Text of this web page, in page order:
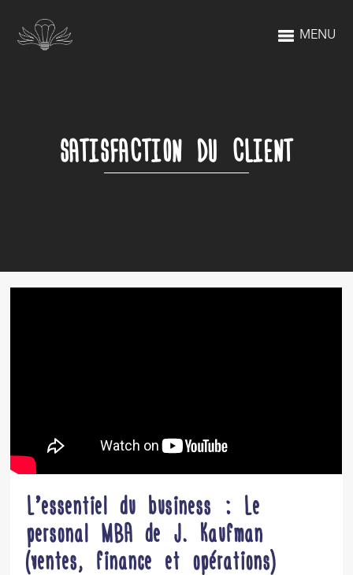
MENU
SATISFACTION DU CLIENT
L’essentiel du business : Le
personal MBA de J. Kaufman
(ventes, finance et opérations)